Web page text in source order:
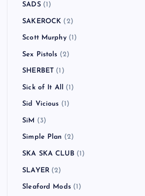
SADS(1)
SAKEROCK (2)
Scott Murphy(1)
Sex Pistols (2)
SHERBET (1)
Sick of It All (1)
Sid Vicious (1)
SiM (3)
Simple Plan (2)
SKA SKA CLUB (1)
SLAYER(2)
Sleaford Mods(1)